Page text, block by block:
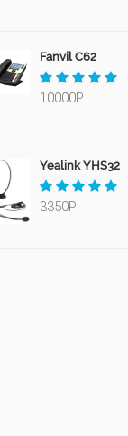
Fanvil C62
10000Р
Yealink YHS32
3350Р